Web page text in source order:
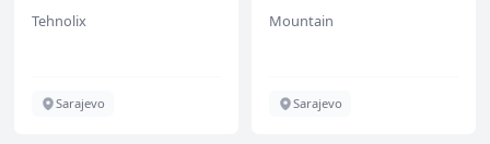
Tehnolix
Sarajevo
Mountain
Sarajevo